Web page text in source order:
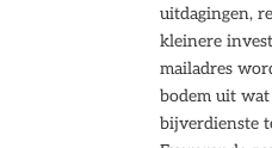
uitdagingen,
kleinere
mailadres
bodem uit
bijverdienste